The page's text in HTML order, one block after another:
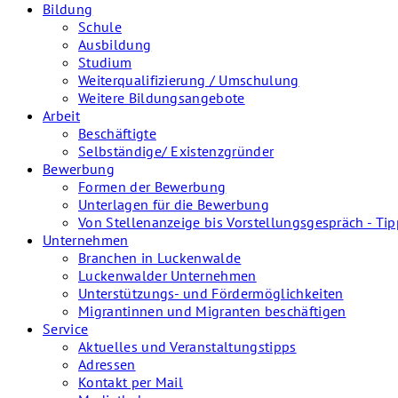
Bildung
Schule
Ausbildung
Studium
Weiterqualifizierung / Umschulung
Weitere Bildungsangebote
Arbeit
Beschäftigte
Selbständige/ Existenzgründer
Bewerbung
Formen der Bewerbung
Unterlagen für die Bewerbung
Von Stellenanzeige bis Vorstellungsgespräch -
Unternehmen
Branchen in Luckenwalde
Luckenwalder Unternehmen
Unterstützungs- und Fördermöglichkeiten
Migrantinnen und Migranten beschäftigen
Service
Aktuelles und Veranstaltungstipps
Adressen
Kontakt per Mail